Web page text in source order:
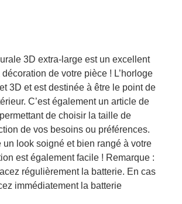
3D extra-large est un excellent
de votre pièce ! L’horloge
3D et est destinée à être le point de
C’est également un article de
de choisir la taille de
de vos besoins ou préférences.
un look soigné et bien rangé à votre
est également facile ! Remarque :
régulièrement la batterie. En cas
immédiatement la batterie